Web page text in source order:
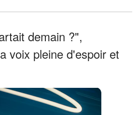
demain ?",
voix pleine d'espoir et